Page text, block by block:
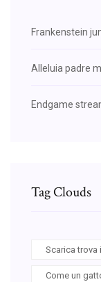
Frankenstein
Alleluia padre
Endgame
Tag Clouds
Scarica trova
Come un